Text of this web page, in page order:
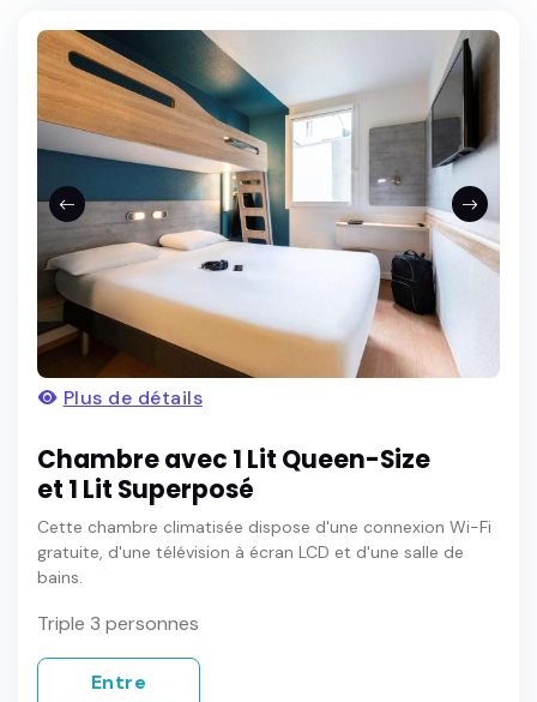
Plus de détails
Chambre avec 1 Lit Queen-Size
et 1 Lit Superposé
Cette chambre climatisée dispose d'une connexion Wi-Fi
gratuite, d'une télévision à écran LCD et d'une salle de
bains.
Triple 3 personnes
Entre